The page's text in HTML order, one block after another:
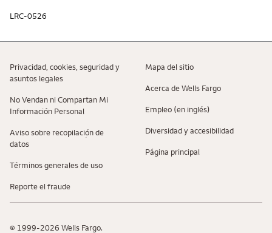
LRC-0526
Privacidad, cookies, seguridad y
asuntos legales
No Vendan ni Compartan Mi
Información Personal
Aviso sobre recopilaciؚón de
datos
Términos generales de uso
Reporte el fraude
Mapa del sitio
Acerca de Wells Fargo
Empleo (en inglés)
Diversidad y accesibilidad
Página principal
© 1999-2026 Wells Fargo.